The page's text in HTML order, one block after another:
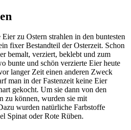
zu Ostern strahlen in den buntesten
fixer Bestandteil der Osterzeit. Schon
bemalt, verziert, beklebt und zum
bunte und schön verzierte Eier heute
langer Zeit einen anderen Zweck
man in der Fastenzeit keine Eier
gekocht. Um sie dann von den
zu können, wurden sie mit
wurden natürliche Farbstoffe
Spinat oder Rote Rüben.